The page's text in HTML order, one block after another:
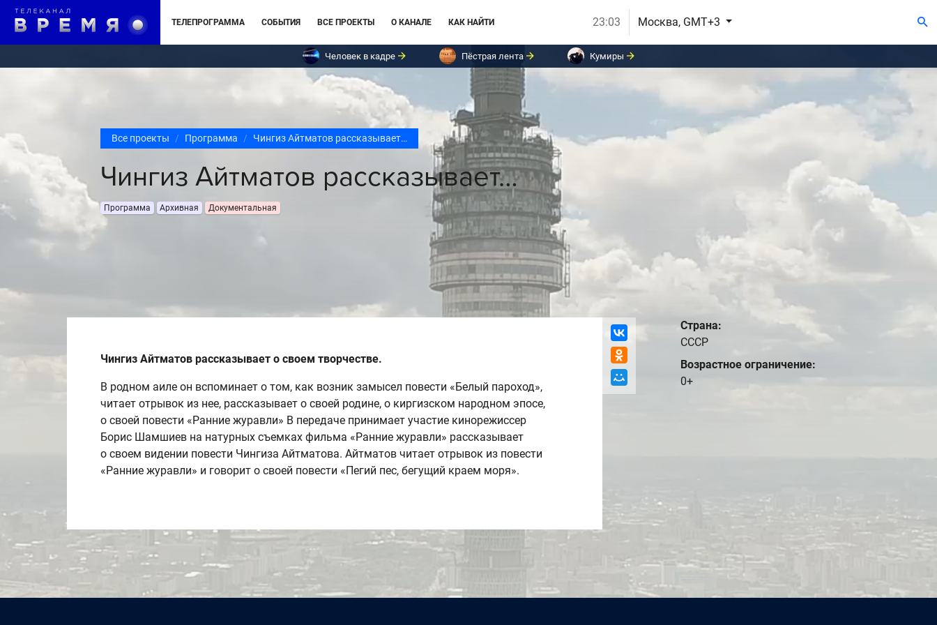
ТЕЛЕПРОГРАММА СОБЫТИЯ ВСЕ ПРОЕКТЫ О КАНАЛЕ КАК НАЙТИ 23:03 Москва, GMT+3
Человек в кадре Пёстрая лента Кумиры
Все проекты Программа Чингиз Айтматов рассказывает…
Чингиз Айтматов рассказывает…
Программа Архивная Документальная
Чингиз Айтматов рассказывает о своем творчестве.
В родном аиле он вспоминает о том, как возник замысел повести «Белый пароход»,
читает отрывок из нее, рассказывает о своей родине, о киргизском народном эпосе,
о своей повести «Ранние журавли» В передаче принимает участие кинорежиссер
Борис Шамшиев на натурных съемках фильма «Ранние журавли» рассказывает
о своем видении повести Чингиза Айтматова. Айтматов читает отрывок из повести
«Ранние журавли» и говорит о своей повести «Пегий пес, бегущий краем моря».
Страна:
СССР
Возрастное ограничение:
0+